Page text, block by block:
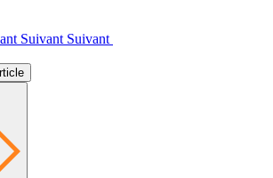
Suivant Suivant